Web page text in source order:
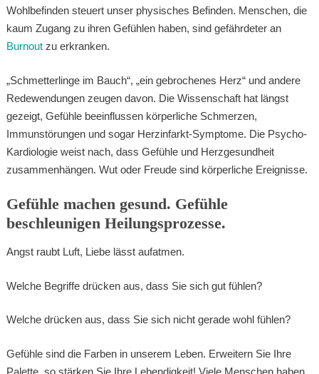
Wohlbefinden steuert unser physisches Befinden. Menschen, die
kaum Zugang zu ihren Gefühlen haben, sind gefährdeter an
Burnoutzu erkranken.
„Schmetterlinge im Bauch“, „ein gebrochenes Herz“ und andere
Redewendungen zeugen davon. Die Wissenschaft hat längst
gezeigt, Gefühle beeinflussen körperliche Schmerzen,
Immunstörungen und sogar Herzinfarkt-Symptome. Die Psycho-
Kardiologie weist nach, dass Gefühle und Herzgesundheit
zusammenhängen. Wut oder Freude sind körperliche Ereignisse.
Gefühle machen gesund. Gefühle
beschleunigen Heilungsprozesse.
Angst raubt Luft, Liebe lässt aufatmen.
Welche Begriffe drücken aus, dass Sie sich gut fühlen?
Welche drücken aus, dass Sie sich nicht gerade wohl fühlen?
Gefühle sind die Farben in unserem Leben. Erweitern Sie Ihre
Palette, so stärken Sie Ihre Lebendigkeit! Viele Menschen haben